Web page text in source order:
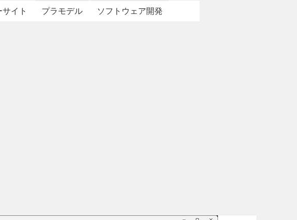
イト プラモデル ソフトウェア開発